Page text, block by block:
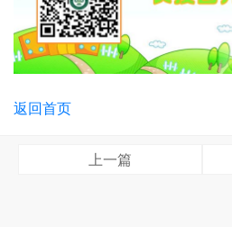
返回首页
上一篇